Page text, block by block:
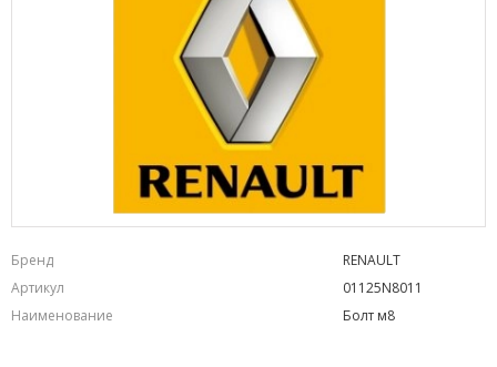
Бренд
RENAULT
Артикул
01125N8011
Наименование
Болт м8